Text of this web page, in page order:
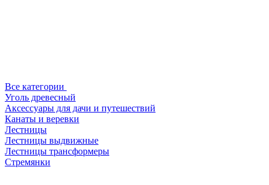
Все категории
Уголь древесный
Аксессуары для дачи и путешествий
Канаты и веревки
Лестницы
Лестницы выдвижные
Лестницы трансформеры
Стремянки